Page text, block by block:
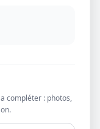
compléter : photos,